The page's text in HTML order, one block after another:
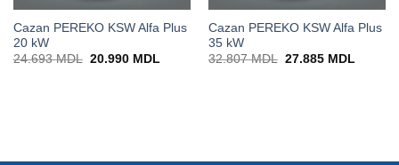
Cazan PEREKO KSW Alfa Plus
20 kW
24.693MDL Prețul
20.990 MDLPrețul
Cazan PEREKO KSW Alfa Plus
35 kW
32.807MDL Prețul
27.885 MDLPrețul